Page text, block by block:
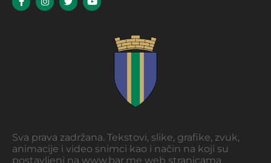
Sva prava zadržana. Tekstovi, slike, grafike, zvuk,
animacije i video snimci kao i način na koji su
postavljeni na www.bar.me web stranicama